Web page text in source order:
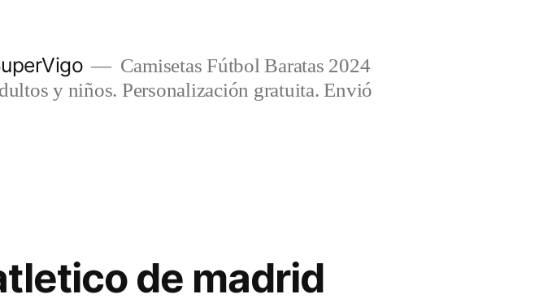
Camisetas Fútbol Baratas 2024
y niños. Personalización gratuita. Envió
de madrid